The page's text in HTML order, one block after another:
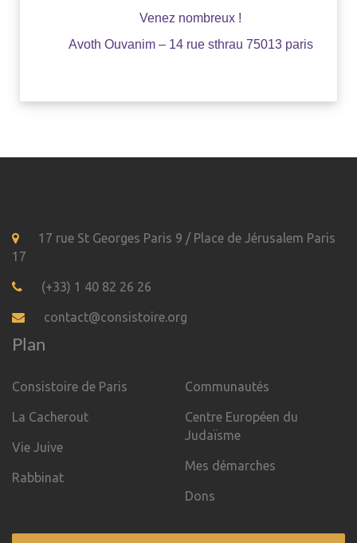
Venez nombreux !
Avoth Ouvanim – 14 rue sthrau 75013 paris
17 rue St Georges Paris 9 / Place de Jérusalem Paris
17
(+33) 1 40 82 26 26
contact@consistoire.org
Plan
Consistoire de Paris
La Cacherout
Vie Juive
Rabbinat
Communautés
Centre Européen du
Judaïsme
Mes démarches
Dons